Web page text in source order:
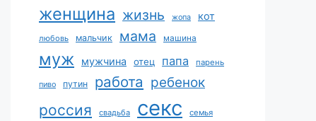
женщина жизнь жопа кот
любовь мальчик мама машина
муж мужчина отец папа парень
пиво путин работа ребенок
россия свадьба секс семья